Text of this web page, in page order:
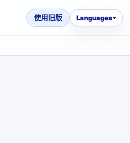
使用旧版 Languages